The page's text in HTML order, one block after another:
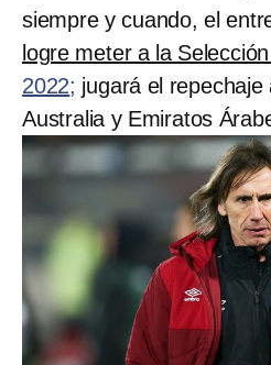
siempre y cuando, el
logre meter a la
2022; jugará el
Australia y Emiratos